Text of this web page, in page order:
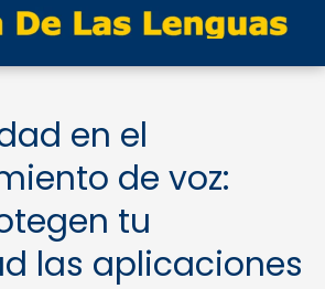
en el
de voz:
tu
las aplicaciones